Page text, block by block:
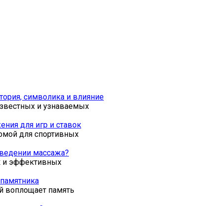
символика и влияние
и узнаваемых
для игр и ставок
для спортивных
массажа?
и эффективных
воплощает память